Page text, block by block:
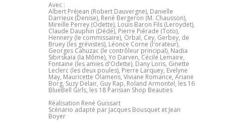
Avec :
Albert Préjean (Robert Dauvergne), Danielle
Darrieux (Denise), René Bergeron (M. Chausson),
Mireille Perrey (Odette), Louis Baron Fils (Leroydet),
Claude Dauphin (Dédé), Pierre Piérade (Toto),
Hennery (le commissaire), Orbal, Cey, Gerbey, de
Bruey (les grévistes), Léonce Corne (l'orateur),
Georges Cahuzac (le contrôleur principal), Nadia
Sibirskaïa (la Môme), Yo Darven, Cécile Lemaire,
Fontaine (les amies d'Odette), Dany Loris, Ginette
Leclerc (les deux poules), Pierre Larquey, Evelyne
May, Mauricette Olamens, Viviane Romance, Ariane
Borg, Suzy Delair, Guy Rap, Roland Armontel, les 16
BlueBell Girls, les 18 Parisian Shop Beauties
Réalisation René Guissart
Scénario adapté par Jacques Bousquet et Jean
Boyer